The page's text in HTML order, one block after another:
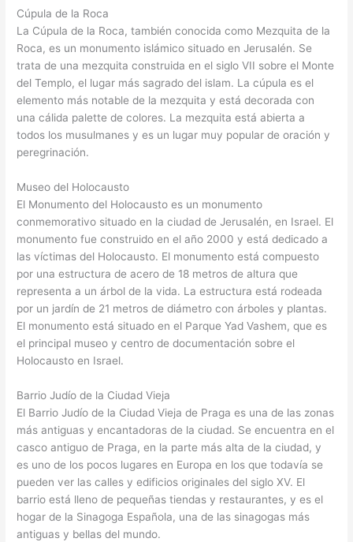
Cúpula de la Roca
La Cúpula de la Roca, también conocida como Mezquita de la
Roca, es un monumento islámico situado en Jerusalén. Se
trata de una mezquita construida en el siglo VII sobre el Monte
del Templo, el lugar más sagrado del islam. La cúpula es el
elemento más notable de la mezquita y está decorada con
una cálida palette de colores. La mezquita está abierta a
todos los musulmanes y es un lugar muy popular de oración y
peregrinación.
Museo del Holocausto
El Monumento del Holocausto es un monumento
conmemorativo situado en la ciudad de Jerusalén, en Israel. El
monumento fue construido en el año 2000 y está dedicado a
las víctimas del Holocausto. El monumento está compuesto
por una estructura de acero de 18 metros de altura que
representa a un árbol de la vida. La estructura está rodeada
por un jardín de 21 metros de diámetro con árboles y plantas.
El monumento está situado en el Parque Yad Vashem, que es
el principal museo y centro de documentación sobre el
Holocausto en Israel.
Barrio Judío de la Ciudad Vieja
El Barrio Judío de la Ciudad Vieja de Praga es una de las zonas
más antiguas y encantadoras de la ciudad. Se encuentra en el
casco antiguo de Praga, en la parte más alta de la ciudad, y
es uno de los pocos lugares en Europa en los que todavía se
pueden ver las calles y edificios originales del siglo XV. El
barrio está lleno de pequeñas tiendas y restaurantes, y es el
hogar de la Sinagoga Española, una de las sinagogas más
antiguas y bellas del mundo.